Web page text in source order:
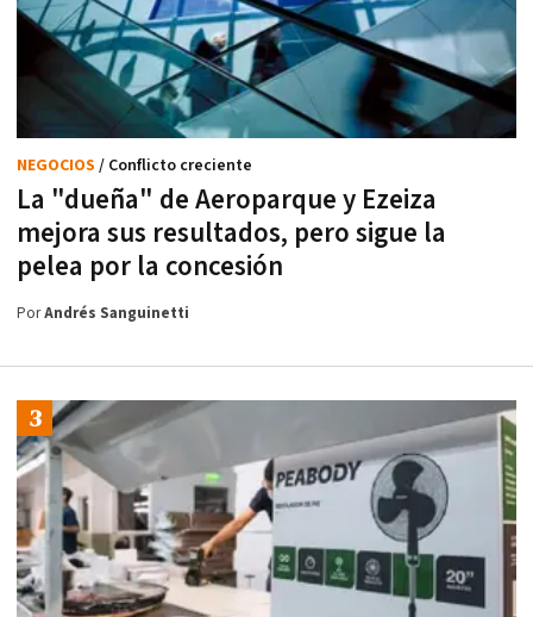
La "dueña" de Aeroparque y Ezeiza
mejora sus resultados, pero sigue la
pelea por la concesión
NEGOCIOS / Conflicto creciente
PorAndrés Sanguinetti